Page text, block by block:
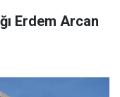
Erdem Arcan